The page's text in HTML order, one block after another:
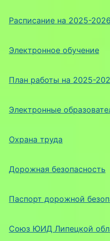
Расписание на 2025-
Электронное обучение
План работы на 2025-
Электронные
Охрана труда
Дорожная безопасность
Паспорт дорожной
Союз ЮИД Липецкой